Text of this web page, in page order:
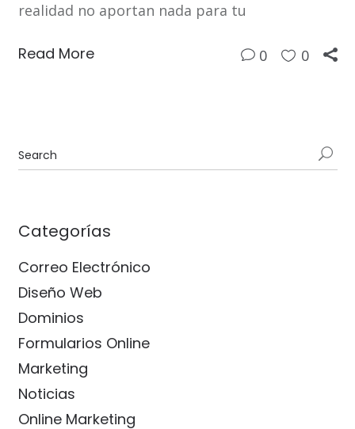
realidad no aportan nada para tu
Read More 0 0
Categorías
Correo Electrónico
Diseño Web
Dominios
Formularios Online
Marketing
Noticias
Online Marketing